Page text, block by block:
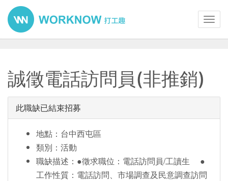
誠徵電話訪問員(非推銷)
此職缺已結束招募
地點：台中西屯區
類別：活動
職缺描述：●徵求職位：電話訪問員/工讀生 ●
工作性質：電話訪問、市場調查及民意調查訪問